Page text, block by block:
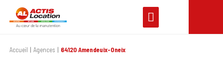
Accueil Agences 64120 Amendeuix-Oneix